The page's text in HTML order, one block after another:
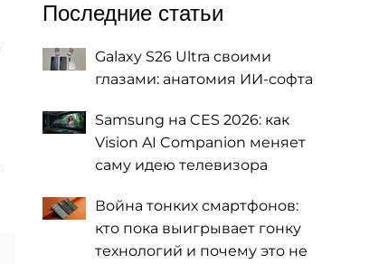
Последние статьи
Galaxy S26 Ultra своими
глазами: анатомия ИИ-софта
Samsung на CES 2026: как
Vision AI Companion меняет
саму идею телевизора
Война тонких смартфонов:
кто пока выигрывает гонку
технологий и почему это не